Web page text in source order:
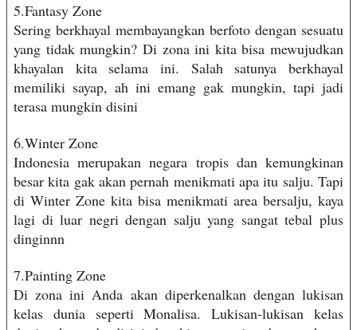
5.Fantasy Zone
Sering berkhayal membayangkan berfoto dengan sesuatu
yang tidak mungkin? Di zona ini kita bisa mewujudkan
khayalan kita selama ini. Salah satunya berkhayal
memiliki sayap, ah ini emang gak mungkin, tapi jadi
terasa mungkin disini
6.Winter Zone
Indonesia merupakan negara tropis dan kemungkinan
besar kita gak akan pernah menikmati apa itu salju. Tapi
di Winter Zone kita bisa menikmati area bersalju, kaya
lagi di luar negri dengan salju yang sangat tebal plus
dinginnn
7.Painting Zone
Di zona ini Anda akan diperkenalkan dengan lukisan
kelas dunia seperti Monalisa. Lukisan-lukisan kelas